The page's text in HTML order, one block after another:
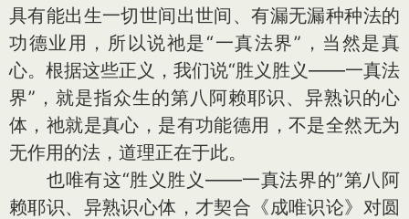
具有能出生一切世间出世间、有漏无漏种种法的
功德业用，所以说祂是“一真法界”，当然是真
心。根据这些正义，我们说“胜义胜义——一真法
界”，就是指众生的第八阿赖耶识、异熟识的心
体，祂就是真心，是有功能德用，不是全然无为
无作用的法，道理正在于此。
也唯有这“胜义胜义——一真法界的”第八阿
赖耶识、异熟识心体，才契合《成唯识论》对圆